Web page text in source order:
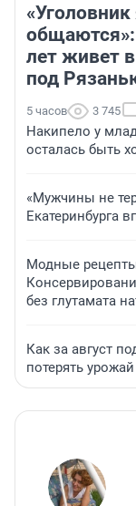
лет живет
под
5 часов 3 745
Накипело у
осталась быть
«Мужчины не
Екатеринбурга
Модные
без глутамата
Как за август
потерять